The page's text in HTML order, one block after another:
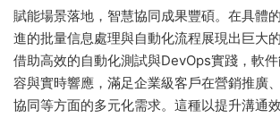
賦能場景落地，智慧協同成果豐碩。在具體
進的批量信息處理與自動化流程展現出巨大
借助高效的自動化測試與DevOps實踐，軟
容與實時響應，滿足企業級客戶在營銷推廣
協同等方面的多元化需求。這種以提升溝通